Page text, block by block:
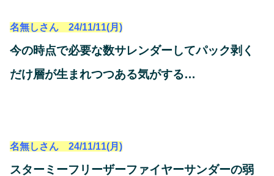
名無しさん 24/11/11(月)
今の時点で必要な数サレンダーしてパック剥く
だけ層が生まれつつある気がする…
名無しさん 24/11/11(月)
スターミーフリーザーファイヤーサンダーの弱